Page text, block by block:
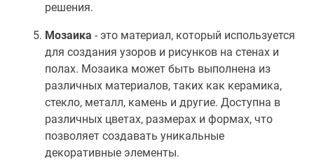
решения.
Мозаика - это материал, который используется
для создания узоров и рисунков на стенах и
полах. Мозаика может быть выполнена из
различных материалов, таких как керамика,
стекло, металл, камень и другие. Доступна в
различных цветах, размерах и формах, что
позволяет создавать уникальные
декоративные элементы.